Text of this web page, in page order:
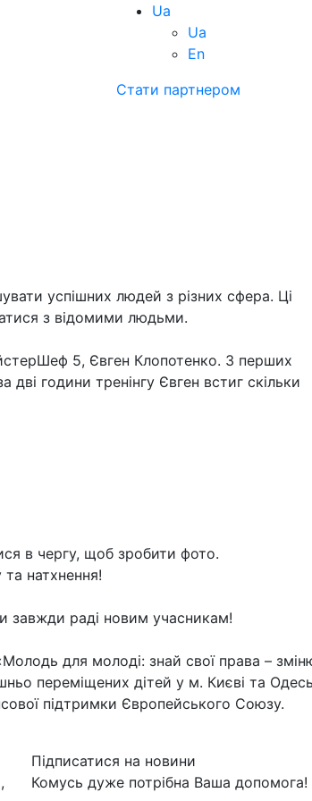
Ua
Ua
En
Стати партнером
успішних людей з різних сфера. Ці
з відомими людьми.
5, Євген Клопотенко. З перших
години тренінгу Євген встиг скільки
в чергу, щоб зробити фото.
натхнення!
завжди раді новим учасникам!
для молоді: знай свої права –
переміщених дітей у м. Києві та
підтримки Європейського Союзу.
Підписатися на новини
Комусь дуже потрібна Ваша допомога!